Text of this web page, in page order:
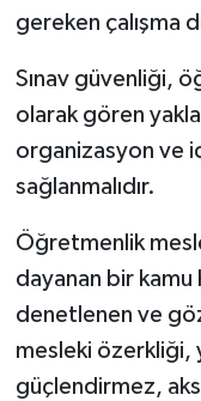
gereken çalışma
Sınav güvenliği,
olarak gören
organizasyon ve
sağlanmalıdır.
Öğretmenlik
dayanan bir
denetlenen ve
mesleki özerkliği,
güçlendirmez,